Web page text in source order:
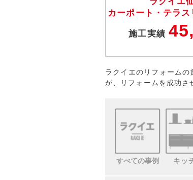
カーポート・テラ
施工実績
ラクイエのリフォーム
が、リフォームを成功さ
すべての事例 キッ